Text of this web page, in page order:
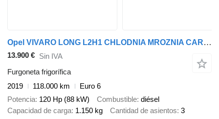
Opel VIVARO LONG L2H1 CHLODNIA MROZNIA CARRIER+230V KLIMA EURO6
13.900 € Sin IVA
Furgoneta frigorífica
2019
118.000 km
Euro 6
Potencia 120 Hp (88 kW) Combustible diésel
Capacidad de carga 1.150 kg Cantidad de asientos 3